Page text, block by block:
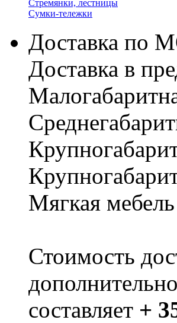
Стремянки, лестницы
Сумки-тележки
Доставка по
Доставка в
Мягкая
Стоимость
составляет +